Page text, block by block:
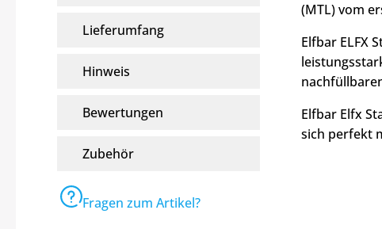
Lieferumfang
Hinweis
Bewertungen
Zubehör
Fragen zum Artikel?
(MTL) vom
Elfbar ELFX
Elfbar Elfx
sich perfekt